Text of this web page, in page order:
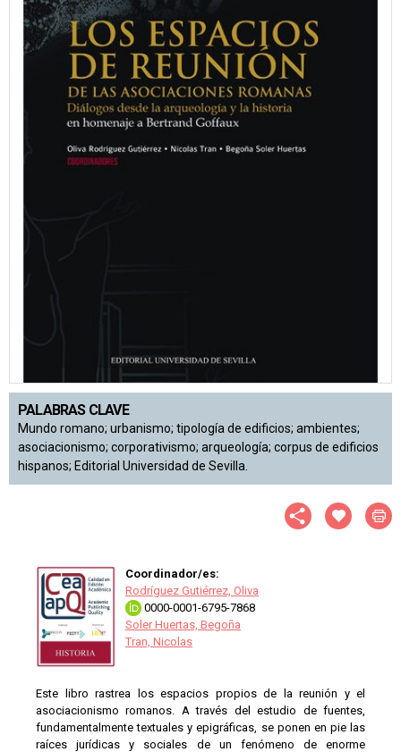
PALABRAS CLAVE
Mundo romano; urbanismo; tipología de edificios; ambientes;
asociacionismo; corporativismo; arqueología; corpus de edificios
hispanos; Editorial Universidad de Sevilla.
Coordinador/es:
Rodríguez Gutiérrez, Oliva
0000-0001-6795-7868
Soler Huertas, Begoña
Tran, Nicolas
Este libro rastrea los espacios propios de la reunión y el
asociacionismo romanos. A través del estudio de fuentes,
fundamentalmente textuales y epigráficas, se ponen en pie las
raíces jurídicas y sociales de un fenómeno de enorme